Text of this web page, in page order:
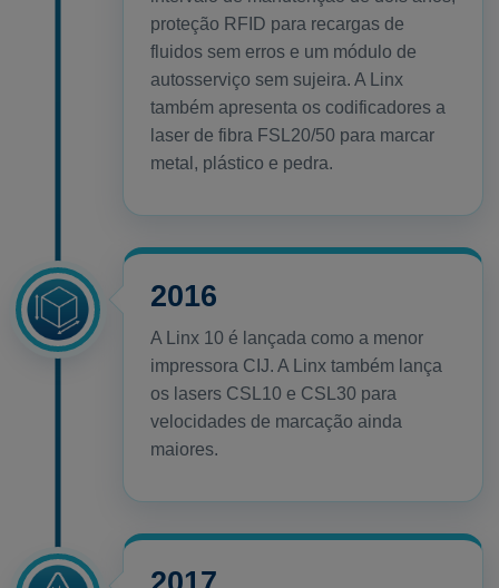
proteção RFID para recargas de
fluidos sem erros e um módulo de
autosserviço sem sujeira. A Linx
também apresenta os codificadores a
laser de fibra FSL20/50 para marcar
metal, plástico e pedra.
2016
A Linx 10 é lançada como a menor
impressora CIJ. A Linx também lança
os lasers CSL10 e CSL30 para
velocidades de marcação ainda
maiores.